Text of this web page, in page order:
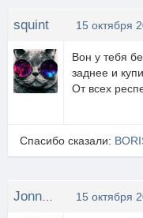
squint 15 октября
Вон у тебя
заднее и
От всех
Спасибо сказали:
15 октября